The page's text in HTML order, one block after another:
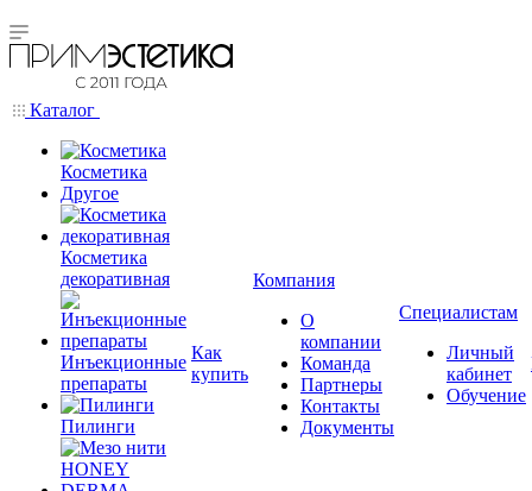
Каталог
Косметика
Другое
Косметика
декоративная
Инъекционные
препараты
Пилинги
Как
купить
Компания
О
компании
Команда
Партнеры
Контакты
Документы
Специалистам
Личный
кабинет
Обучение